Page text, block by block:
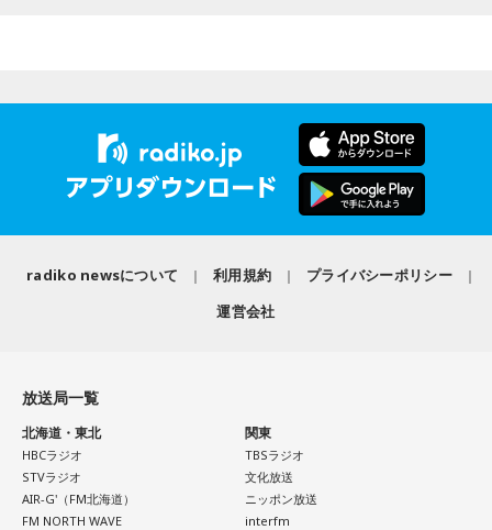
最新の放送を聴く
radiko newsについて 利用規約
プライバシーポリシー
運営会社
放送局一覧
北海道・東北
HBCラジオ
STVラジオ
AIR-G'（FM北海道）
FM NORTH WAVE
関東
TBSラジオ
文化放送
ニッポン放送
interfm